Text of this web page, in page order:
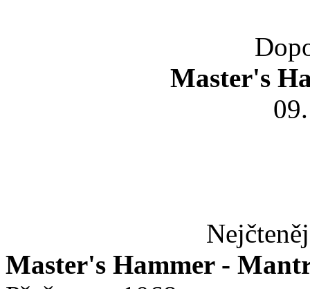
Master's
Master's Hammer -